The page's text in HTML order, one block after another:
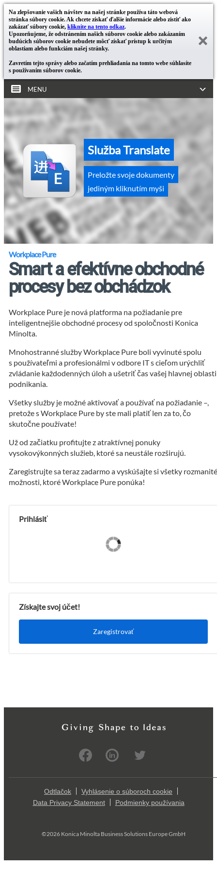
Na zlepšovanie vašich návštev na našej stránke používa táto webová
stránka súbory cookie. Ak chcete získať ďalšie informácie alebo zistiť ako
zakázať súbory cookie, kliknite na tento odkaz.
Upozorňujeme, že odstránením našich súborov cookie alebo zakázaním
budúcich súborov cookie nebudete môcť získať prístup k určitým
oblastiam alebo funkciám našej stránky.
Zavretím tejto správy alebo začatím prehliadania na tomto webe súhlasíte
s používaním súborov cookie.
MENU
Služba Translate
Preložte svoje dokumenty
jediným kliknutím myši
Workplace Pure
Smart a efektívne obchodné
procesy bez obchádzok
Workplace Pure je nová platforma na požiadanie pre
inteligentnejšie obchodné procesy od spoločnosti Konica
Minolta.
Mnohostranné služby Workplace Pure boli vyvinuté spolu
s používateľmi a profesionálmi v odbore IT s cieľom urýchliť
zvládanie každodenných úloh a ušetriť čas vašej hlavnej oblasti
podnikania.
Všetky služby je možné aktivovať a používať na požiadanie –,
pretože s Workplace Pure by ste mali platiť len za to, čo
skutočne používate!
Už od začiatku profitujte z atraktívnej ponuky
vysokovýkonných služieb, ktoré sa neustále rozširujú.
Zaregistrujte sa teraz zadarmo a vyskúšajte si všetky
možnosti, ktoré Workplace Pure ponúka!
Prihlásiť
Získajte svoj účet!
Zaregistrovať
Odtlačok
Vyhlásenie o súboroch cookie
Data Privacy Statement
Podmienky používania
©2026 Konica Minolta Business Solutions Europe GmbH